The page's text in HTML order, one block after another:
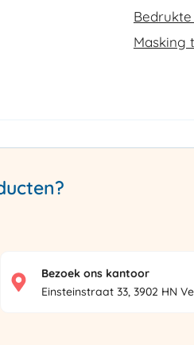
Masking
Bezoek ons kantoor
Einsteinstraat 33, 3902 HN